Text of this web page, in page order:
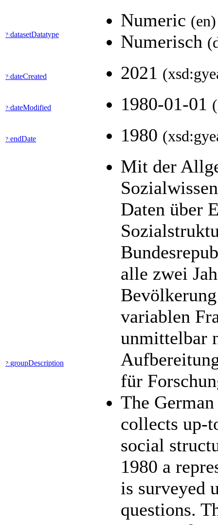
?:datasetDatatype
Numeric (en)
Numerisch
?:dateCreated 2021
?:dateModified 1980-01-01
?:endDate 1980
?:groupDescription
Mit der
Daten über
alle zwei
variablen
unmittelbar
für
The
collects up-
social
1980 a
is surveyed
questions.